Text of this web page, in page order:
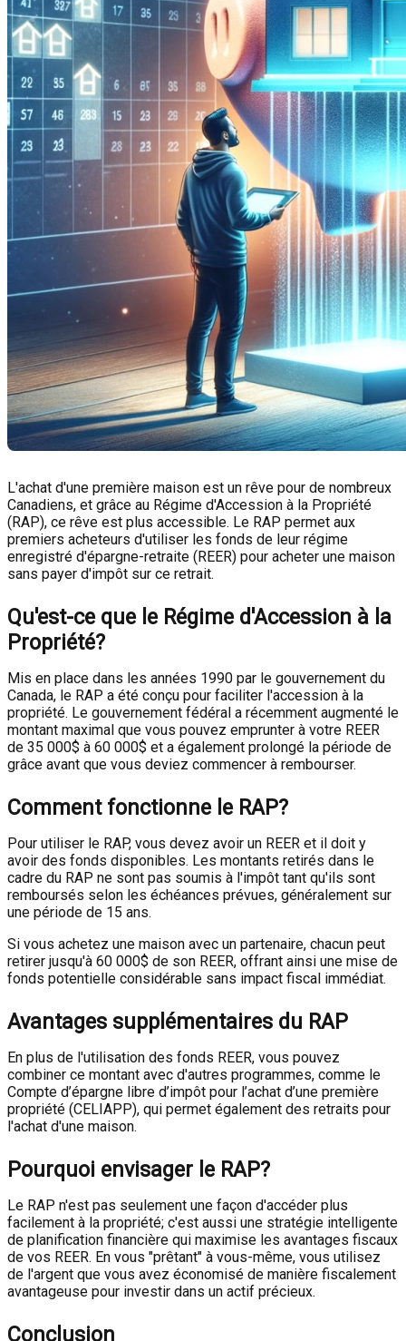
L'achat d'une première maison est un rêve pour de nombreux
Canadiens, et grâce au Régime d'Accession à la Propriété
(RAP), ce rêve est plus accessible. Le RAP permet aux
premiers acheteurs d'utiliser les fonds de leur régime
enregistré d'épargne-retraite (REER) pour acheter une maison
sans payer d'impôt sur ce retrait.
Qu'est-ce que le Régime d'Accession à la
Propriété?
Mis en place dans les années 1990 par le gouvernement du
Canada, le RAP a été conçu pour faciliter l'accession à la
propriété. Le gouvernement fédéral a récemment augmenté le
montant maximal que vous pouvez emprunter à votre REER
de 35 000$ à 60 000$ et a également prolongé la période de
grâce avant que vous deviez commencer à rembourser.
Comment fonctionne le RAP?
Pour utiliser le RAP, vous devez avoir un REER et il doit y
avoir des fonds disponibles. Les montants retirés dans le
cadre du RAP ne sont pas soumis à l'impôt tant qu'ils sont
remboursés selon les échéances prévues, généralement sur
une période de 15 ans.
Si vous achetez une maison avec un partenaire, chacun peut
retirer jusqu'à 60 000$ de son REER, offrant ainsi une mise de
fonds potentielle considérable sans impact fiscal immédiat.
Avantages supplémentaires du RAP
En plus de l'utilisation des fonds REER, vous pouvez
combiner ce montant avec d'autres programmes, comme le
Compte d’épargne libre d’impôt pour l’achat d’une première
propriété (CELIAPP), qui permet également des retraits pour
l'achat d'une maison.
Pourquoi envisager le RAP?
Le RAP n'est pas seulement une façon d'accéder plus
facilement à la propriété; c'est aussi une stratégie intelligente
de planification financière qui maximise les avantages fiscaux
de vos REER. En vous "prêtant" à vous-même, vous utilisez
de l'argent que vous avez économisé de manière fiscalement
avantageuse pour investir dans un actif précieux.
Conclusion